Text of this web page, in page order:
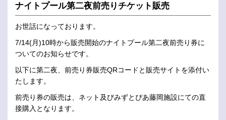
ナイトプール第二夜前売りチケット販売
お世話になっております。
7/14(月)10時から販売開始のナイトプール第二夜前売り券に
ついてのお知らせです。
以下に第二夜、前売り券販売QRコードと販売サイトを添付い
たします。
前売り券の販売は、ネット及びみずとぴあ藤岡施設にての直
接購入となります。